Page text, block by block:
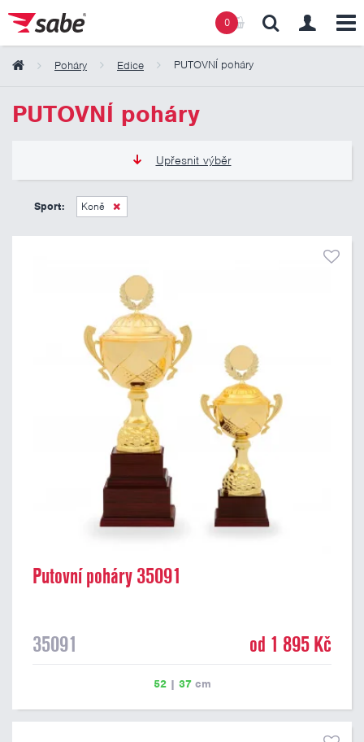
0
Poháry Edice PUTOVNÍ poháry
PUTOVNÍ poháry
Upřesnit výběr
965 Kč
Sport: Koně
Putovní poháry 35091
35091 od 1 895 Kč
52| 37cm
Obsah košíku